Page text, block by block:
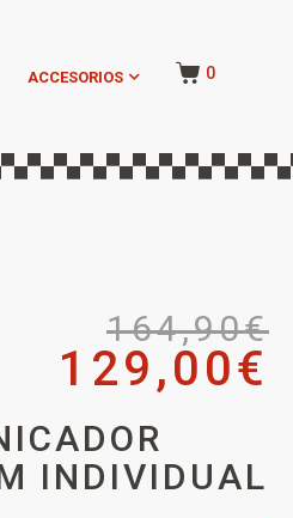
ACCESORIOS 0
164,90€
129,00€
INDIVIDUAL